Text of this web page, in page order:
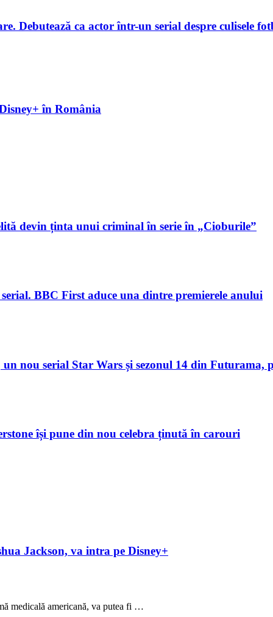
Debutează ca actor într-un serial despre culisele
în România
devin ținta unui criminal în serie în „Cioburile”
BBC First aduce una dintre premierele anului
nou serial Star Wars și sezonul 14 din Futurama,
își pune din nou celebra ținută în carouri
Jackson, va intra pe Disney+
medicală americană, va putea fi …